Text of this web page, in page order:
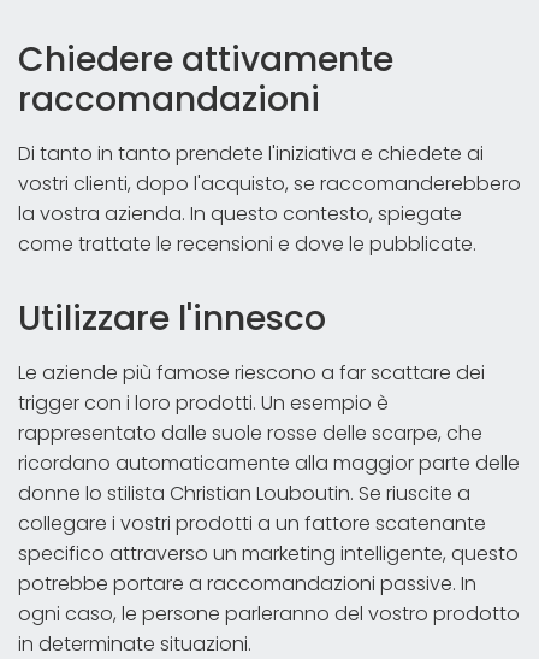
Chiedere attivamente
raccomandazioni
Di tanto in tanto prendete l'iniziativa e chiedete ai
vostri clienti, dopo l'acquisto, se raccomanderebbero
la vostra azienda. In questo contesto, spiegate
come trattate le recensioni e dove le pubblicate.
Utilizzare l'innesco
Le aziende più famose riescono a far scattare dei
trigger con i loro prodotti. Un esempio è
rappresentato dalle suole rosse delle scarpe, che
ricordano automaticamente alla maggior parte delle
donne lo stilista Christian Louboutin. Se riuscite a
collegare i vostri prodotti a un fattore scatenante
specifico attraverso un marketing intelligente, questo
potrebbe portare a raccomandazioni passive. In
ogni caso, le persone parleranno del vostro prodotto
in determinate situazioni.